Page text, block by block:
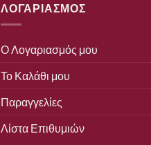
ΛΟΓΑΡΙΑΣΜΟΣ
Ο Λογαριασμός μου
Το Καλάθι μου
Παραγγελίες
Λίστα Επιθυμιών